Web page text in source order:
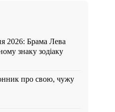
2026: Брама Лева
знаку зодіаку
про свою, чужу